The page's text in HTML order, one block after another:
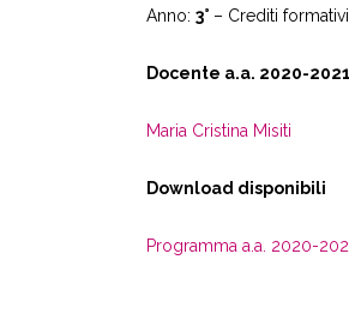
Anno: 3° – Crediti
Docente a.a. 2020-
Maria Cristina Misiti
Download disponibili
Programma a.a. 2020-